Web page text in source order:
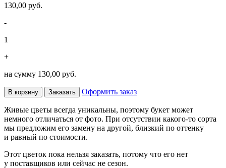
130,00 руб.
-
1
+
на сумму 130,00 руб.
В корзину Заказать Оформить заказ
Живые цветы всегда уникальны, поэтому букет может
немного отличаться от фото. При отсутствии какого-то сорта
мы предложим его замену на другой, близкий по оттенку
и равный по стоимости.
Этот цветок пока нельзя заказать, потому что его нет
у поставщиков или сейчас не сезон.